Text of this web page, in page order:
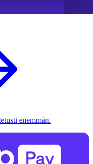
enemmän.